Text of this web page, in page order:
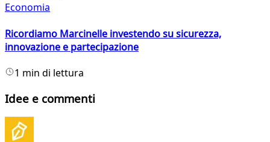
Economia
Ricordiamo Marcinelle investendo su sicurezza,
innovazione e partecipazione
1 min di lettura
Idee e commenti